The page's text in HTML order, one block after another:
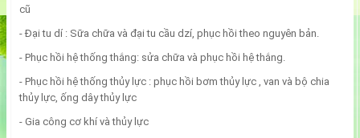
cũ
- Đại tu dí : Sữa chữa và đại tu cầu dzí, phục hồi theo nguyên bản.
- Phục hồi hệ thống thắng: sửa chữa và phục hồi hệ thắng.
- Phục hồi hệ thống thủy lực : phục hồi bơm thủy lực , van và bộ chia
thủy lực, ống dây thủy lực
- Gia công cơ khí và thủy lực